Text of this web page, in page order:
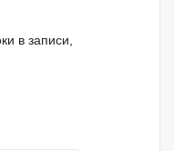
в записи,